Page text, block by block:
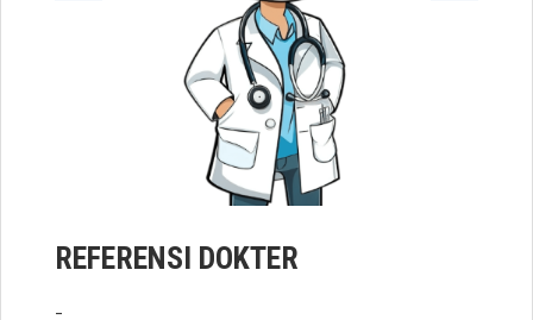
REFERENSI DOKTER
-